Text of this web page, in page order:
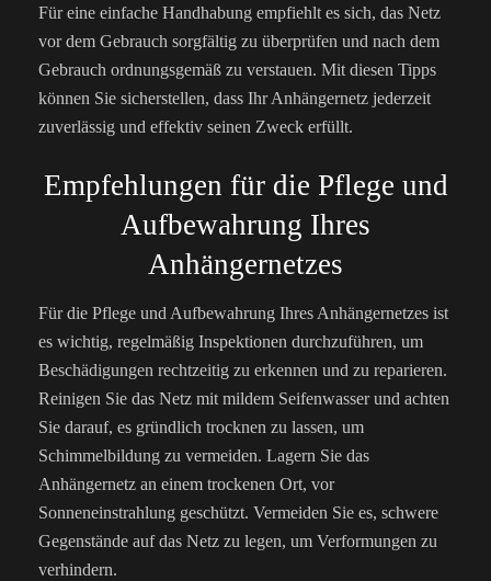
Für eine einfache Handhabung empfiehlt es sich, das Netz
vor dem Gebrauch sorgfältig zu überprüfen und nach dem
Gebrauch ordnungsgemäß zu verstauen. Mit diesen Tipps
können Sie sicherstellen, dass Ihr Anhängernetz jederzeit
zuverlässig und effektiv seinen Zweck erfüllt.
Empfehlungen für die Pflege und
Aufbewahrung Ihres
Anhängernetzes
Für die Pflege und Aufbewahrung Ihres Anhängernetzes ist
es wichtig, regelmäßig Inspektionen durchzuführen, um
Beschädigungen rechtzeitig zu erkennen und zu reparieren.
Reinigen Sie das Netz mit mildem Seifenwasser und achten
Sie darauf, es gründlich trocknen zu lassen, um
Schimmelbildung zu vermeiden. Lagern Sie das
Anhängernetz an einem trockenen Ort, vor
Sonneneinstrahlung geschützt. Vermeiden Sie es, schwere
Gegenstände auf das Netz zu legen, um Verformungen zu
verhindern.